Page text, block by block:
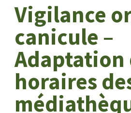
Vigilance
canicule –
Adaptation
horaires